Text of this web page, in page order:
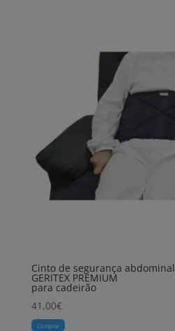
Cinto de segurança abdominal
GERITEX PREMIUM
para cadeirão
41,00€
Comprar